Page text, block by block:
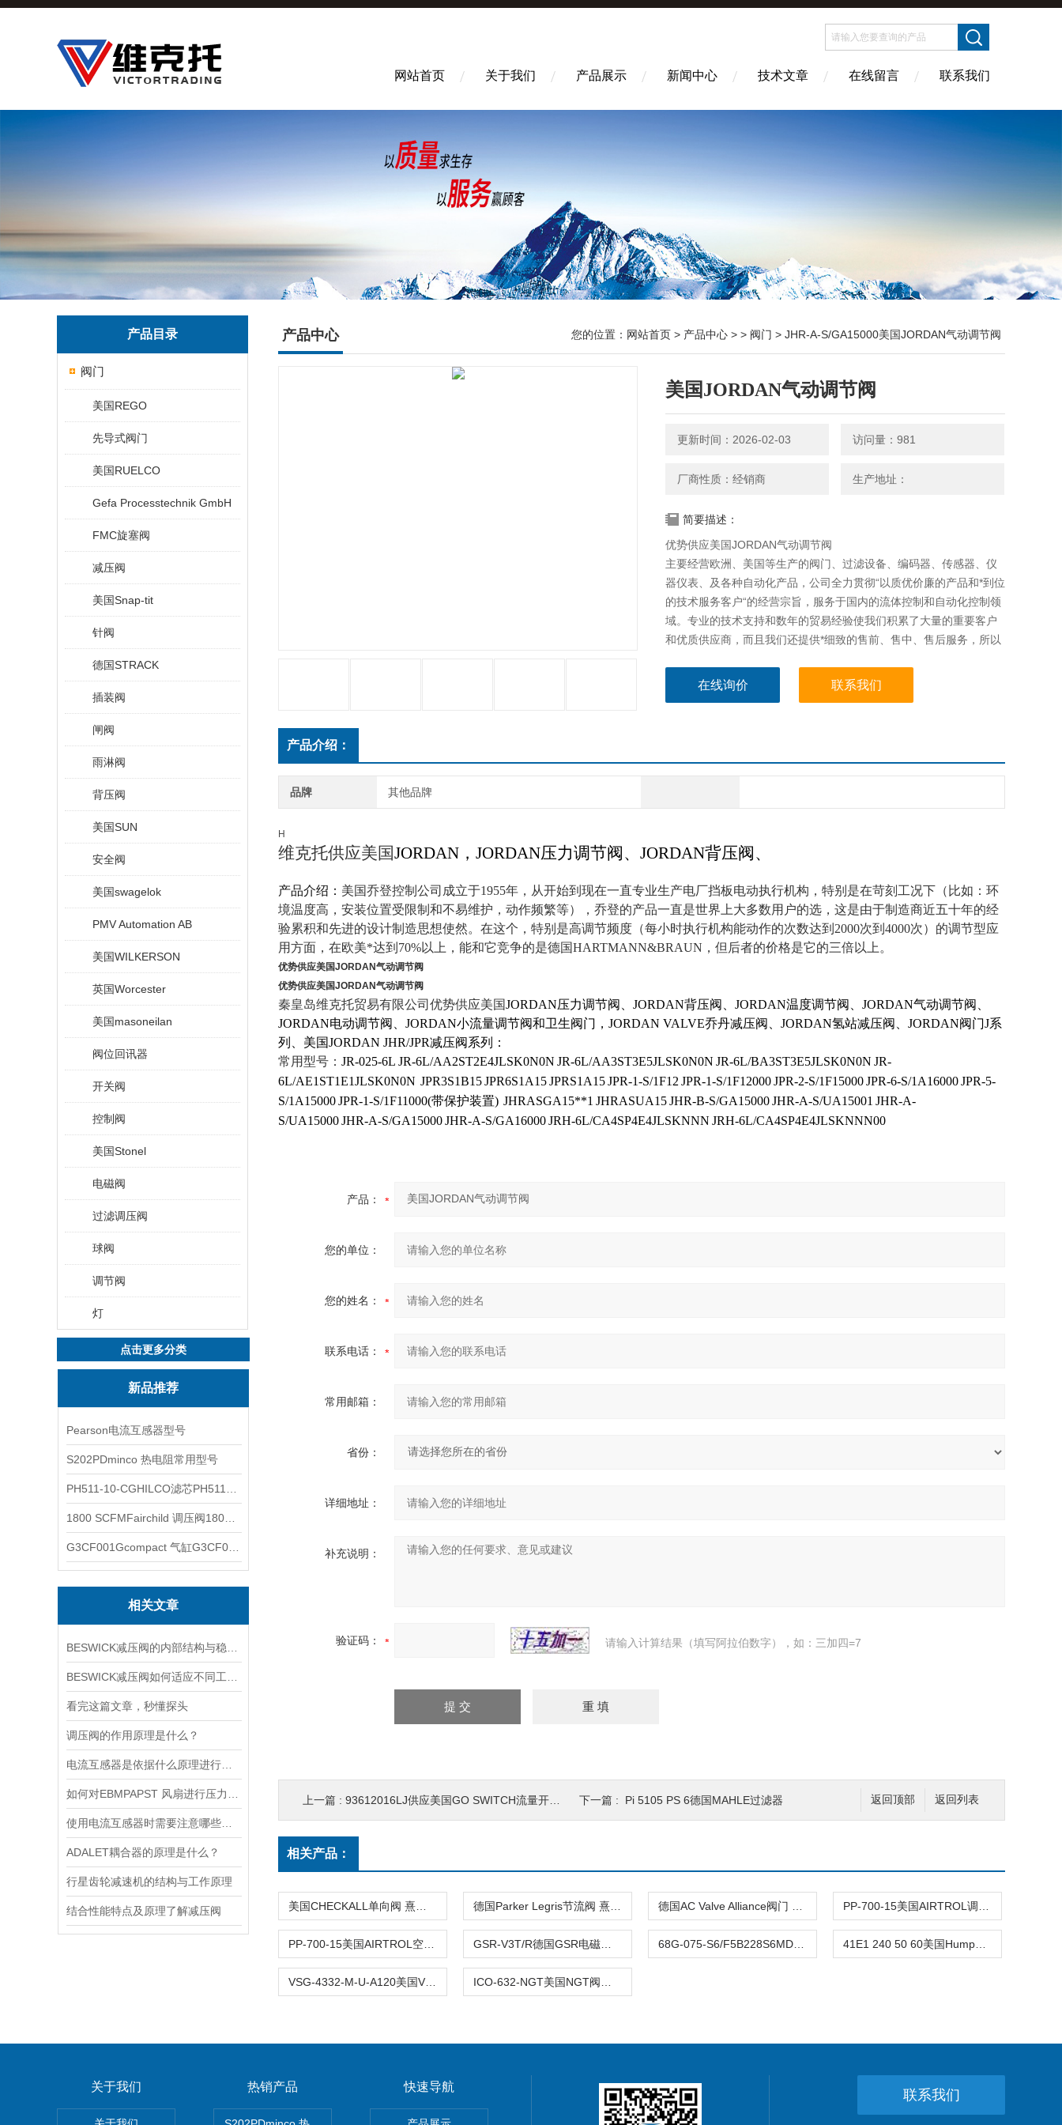
网站首页 关于我们 产品展示 新闻中心 技术文章 在线留言 联系我们
产品目录
阀门
美国REGO
先导式阀门
美国RUELCO
Gefa Processtechnik GmbH
FMC旋塞阀
减压阀
美国Snap-tit
针阀
德国STRACK
插装阀
闸阀
雨淋阀
背压阀
美国SUN
安全阀
美国swagelok
PMV Automation AB
美国WILKERSON
英国Worcester
美国masoneilan
阀位回讯器
开关阀
控制阀
美国Stonel
电磁阀
过滤调压阀
球阀
调节阀
灯
点击更多分类
新品推荐
Pearson电流互感器型号
S202PDminco 热电阻常用型号
相关文章
看完这篇文章，秒懂探头
调压阀的作用原理是什么？
ADALET耦合器的原理是什么？
行星齿轮减速机的结构与工作原理
结合性能特点及原理了解减压阀
产品中心 您的位置： 网站首页 > 产品中心 > > 阀门 > JHR-A-S/GA15000美国JORDAN气动调节阀
美国JORDAN气动调节阀
更新时间：2026-02-03 访问量：981
厂商性质：经销商 生产地址：
简要描述：
优势供应美国JORDAN气动调节阀
主要经营欧洲、美国等生产的阀门、过滤设备、编码器、传感器、仪
器仪表、及各种自动化产品，公司全力贯彻“以质优价廉的产品和*到位
的技术服务客户“的经营宗旨，服务于国内的流体控制和自动化控制领
域。专业的技术支持和数年的贸易经验使我们积累了大量的重要客户
和优质供应商，而且我们还提供*细致的售前、售中、售后服务，所以
在线询价 联系我们
产品介绍：
品牌 其他品牌
H
维克托供应美国JORDAN，JORDAN压力调节阀、JORDAN背压阀、
产品介绍： 美国乔登控制公司成立于1955年，从开始到现在一直专业生产电厂挡板电动执行机构，特别是在苛刻工况下（比如：环
境温度高，安装位置受限制和不易维护，动作频繁等），乔登的产品一直是世界上大多数用户的选，这是由于制造商近五十年的经
验累积和先进的设计制造思想使然。在这个，特别是高调节频度（每小时执行机构能动作的次数达到2000次到4000次）的调节型应
用方面，在欧美*达到70%以上，能和它竞争的是德国HARTMANN&BRAUN，但后者的价格是它的三倍以上。
优势供应美国JORDAN气动调节阀
优势供应美国JORDAN气动调节阀
秦皇岛维克托贸易有限公司优势供应美国JORDAN压力调节阀、JORDAN背压阀、JORDAN温度调节阀、JORDAN气动调节阀、
JORDAN电动调节阀、JORDAN小流量调节阀和卫生阀门，JORDAN VALVE乔丹减压阀、JORDAN氢站减压阀、JORDAN阀门J系
列、美国JORDAN JHR/JPR减压阀系列：
常用型号： JR-025-6L JR-6L/AA2ST2E4JLSK0N0N JR-6L/AA3ST3E5JLSK0N0N JR-6L/BA3ST3E5JLSK0N0N JR-
6L/AE1ST1E1JLSK0N0N JPR3S1B15JPR6S1A15JPRS1A15JPR-1-S/1F12 JPR-1-S/1F12000JPR-2-S/1F15000JPR-6-S/1A16000JPR-5-
S/1A15000JPR-1-S/1F11000(带保护装置) JHRASGA15**1 JHRASUA15JHR-B-S/GA15000JHR-A-S/UA15001 JHR-A-
S/UA15000JHR-A-S/GA15000JHR-A-S/GA16000JRH-6L/CA4SP4E4JLSKNNN JRH-6L/CA4SP4E4JLSKNNN00
产品：
您的单位：
您的姓名：
联系电话：
常用邮箱：
省份：
详细地址：
补充说明：
验证码： 请输入计算结果（填写阿拉伯数字），如：三加四=7
返回列表
返回顶部
上一篇 : 93612016LJ供应美国GO SWITCH流量开关55 下一篇 : Pi 5105 PS 6德国MAHLE过滤器
相关产品：
关于我们 热销产品 快速导航
联系我们